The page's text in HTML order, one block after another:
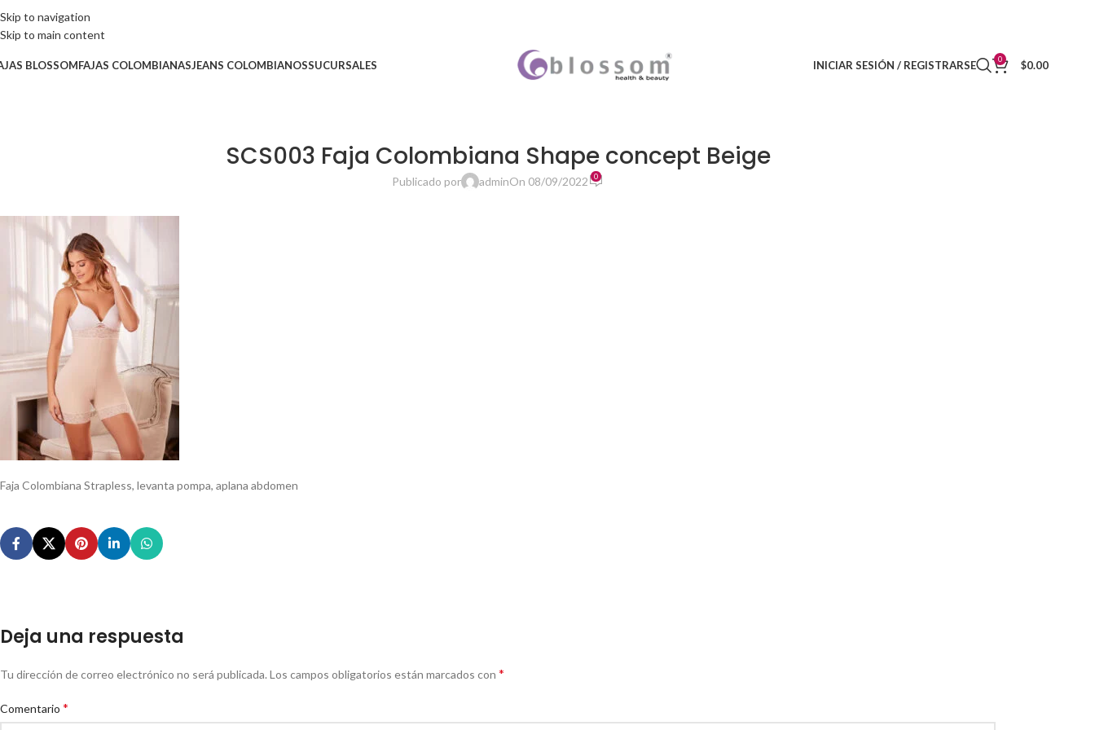
Skip to navigation
Skip to main content
BLOSSOMFAJAS COLOMBIANASJEANS COLOMBIANOSSUCURSALES INICIAR SESIÓN / REGISTRARSE 0 $0.00
SCS003 Faja Colombiana Shape concept Beige
Publicado por adminOn 08/09/2022 0
Faja Colombiana Strapless, levanta pompa, aplana abdomen
Deja una respuesta
Tu dirección de correo electrónico no será publicada. Los campos obligatorios están marcados con *
Comentario *